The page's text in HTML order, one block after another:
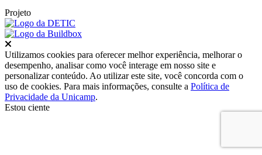
Projeto
Utilizamos cookies para oferecer melhor experiência, melhorar o
desempenho, analisar como você interage em nosso site e
personalizar conteúdo. Ao utilizar este site, você concorda com o
uso de cookies. Para mais informações, consulte a Política de
Privacidade da Unicamp.
Estou ciente